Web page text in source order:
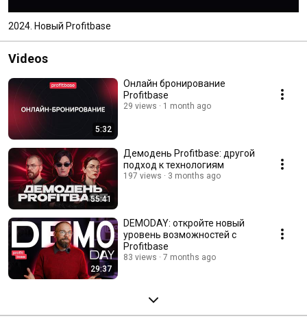
2024. Новый Profitbase
Videos
5:32
Онлайн бронирование
Profitbase
29 views 1 month ago
55:41
Демодень Profitbase: другой
подход к технологиям
197 views 3 months ago
29:37
DEMODAY: откройте новый
уровень возможностей с
Profitbase
83 views 7 months ago